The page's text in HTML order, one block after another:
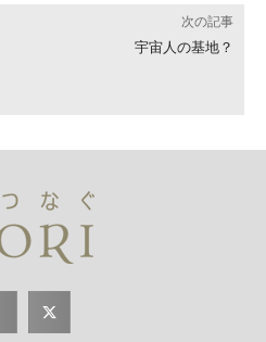
次の記事
宇宙人の基地？